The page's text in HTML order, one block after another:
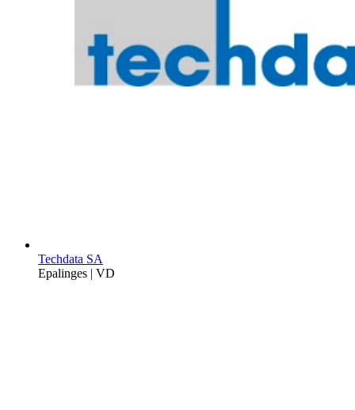
Techdata SA
Epalinges | VD